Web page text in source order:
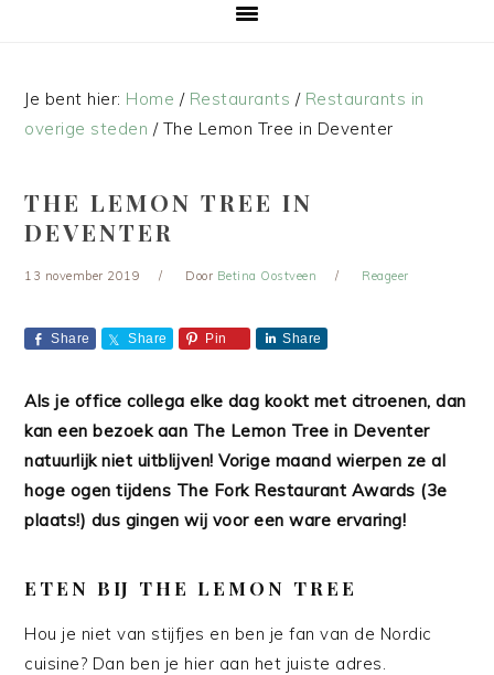
Je bent hier: Home / Restaurants / Restaurants in
overige steden /The Lemon Tree in Deventer
THE LEMON TREE IN
DEVENTER
13 november 2019 Door Betina Oostveen Reageer
Share Share Pin Share
Als je office collega elke dag kookt met citroenen, dan
kan een bezoek aan The Lemon Tree in Deventer
natuurlijk niet uitblijven! Vorige maand wierpen ze al
hoge ogen tijdens The Fork Restaurant Awards (3e
plaats!) dus gingen wij voor een ware ervaring!
ETEN BIJ THE LEMON TREE
Hou je niet van stijfjes en ben je fan van de Nordic
cuisine? Dan ben je hier aan het juiste adres.